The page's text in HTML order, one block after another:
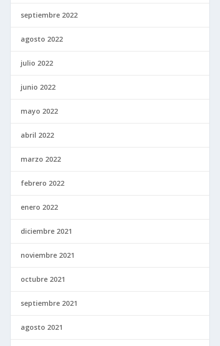
septiembre 2022
agosto 2022
julio 2022
junio 2022
mayo 2022
abril 2022
marzo 2022
febrero 2022
enero 2022
diciembre 2021
noviembre 2021
octubre 2021
septiembre 2021
agosto 2021